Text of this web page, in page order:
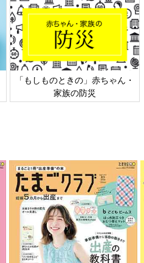
六星占術 細木かおりさんの人生
相談